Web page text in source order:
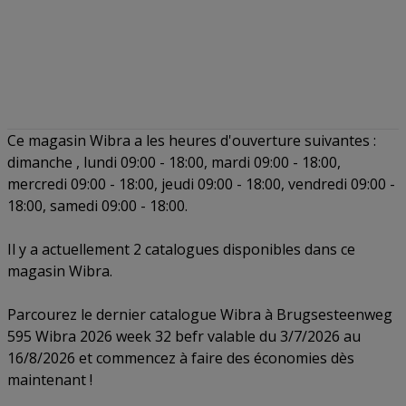
Ce magasin Wibra a les heures d'ouverture suivantes :
dimanche , lundi 09:00 - 18:00, mardi 09:00 - 18:00,
mercredi 09:00 - 18:00, jeudi 09:00 - 18:00, vendredi 09:00 -
18:00, samedi 09:00 - 18:00.
Il y a actuellement 2 catalogues disponibles dans ce
magasin Wibra.
Parcourez le dernier catalogue Wibra à Brugsesteenweg
595 Wibra 2026 week 32 befr valable du 3/7/2026 au
16/8/2026 et commencez à faire des économies dès
maintenant !